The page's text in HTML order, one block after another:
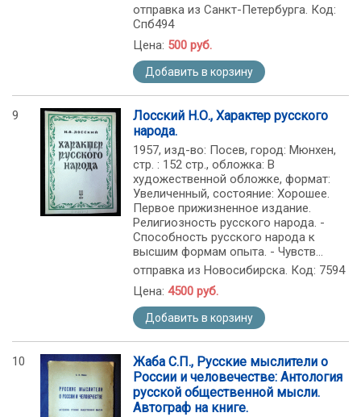
отправка из Санкт-Петербурга. Код:
Спб494
Цена: 500 руб.
Добавить в корзину
9
Лосский Н.О., Характер русского
народа.
1957, изд-во: Посев, город: Мюнхен,
стр. : 152 стр., обложка: В
художественной обложке, формат:
Увеличенный, состояние: Хорошее.
Первое прижизненное издание.
Религиозность русского народа. -
Способность русского народа к
высшим формам опыта. - Чувств...
отправка из Новосибирска. Код: 7594
Цена: 4500 руб.
Добавить в корзину
10
Жаба С.П., Русские мыслители о
России и человечестве: Антология
русской общественной мысли.
Автограф на книге.